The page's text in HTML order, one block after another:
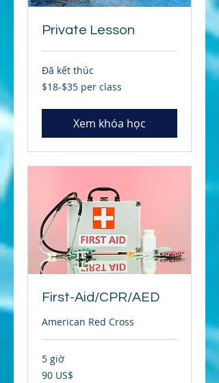
Private Lesson
Đã kết thúc
$18-$35
per
$18-$35 per class
Xem khóa học
First-Aid/CPR/AED
American Red Cross
5 giờ
90
đô
90 US$